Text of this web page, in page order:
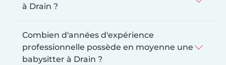
à Drain ?
Combien d'années d'expérience
professionnelle possède en moyenne une
babysitter à Drain ?